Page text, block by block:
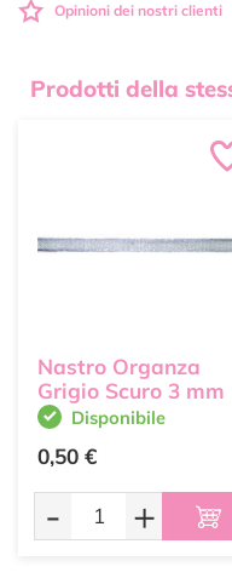
Opinioni dei nostri clienti
Prodotti della
Nastro Organza
Grigio Scuro 3 mm
Disponibile
0,50 €
- +